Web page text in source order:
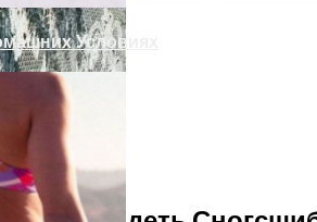
Условиях